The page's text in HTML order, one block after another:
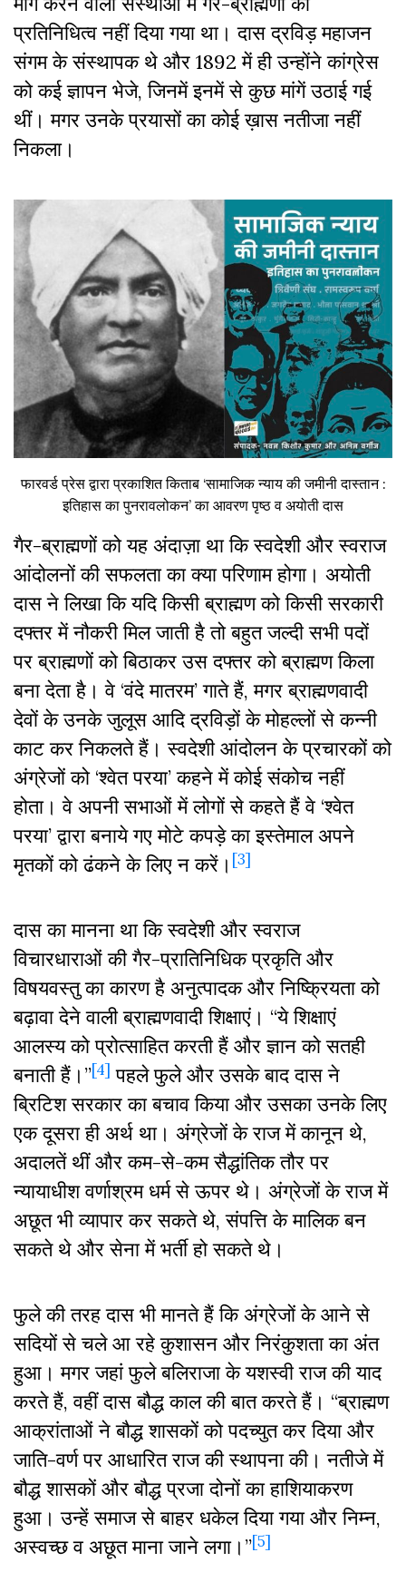
प्रतिनिधित्व नहीं दिया गया था। दास द्रविड़ महाजन
संगम के संस्थापक थे और 1892 में ही उन्होंने कांग्रेस
को कई ज्ञापन भेजे, जिनमें इनमें से कुछ मांगें उठाई गई
थीं। मगर उनके प्रयासों का कोई ख़ास नतीजा नहीं
निकला।
फारवर्ड प्रेस द्वारा प्रकाशित किताब ‘सामाजिक न्याय की जमीनी दास्तान :
इतिहास का पुनरावलोकन’ का आवरण पृष्ठ व अयोती दास
गैर-ब्राह्मणों को यह अंदाज़ा था कि स्वदेशी और स्वराज
आंदोलनों की सफलता का क्या परिणाम होगा। अयोती
दास ने लिखा कि यदि किसी ब्राह्मण को किसी सरकारी
दफ्तर में नौकरी मिल जाती है तो बहुत जल्दी सभी पदों
पर ब्राह्मणों को बिठाकर उस दफ्तर को ब्राह्मण किला
बना देता है। वे ‘वंदे मातरम’ गाते हैं, मगर ब्राह्मणवादी
देवों के उनके जुलूस आदि द्रविड़ों के मोहल्लों से कन्नी
काट कर निकलते हैं। स्वदेशी आंदोलन के प्रचारकों को
अंग्रेजों को ‘श्वेत परया’ कहने में कोई संकोच नहीं
होता। वे अपनी सभाओं में लोगों से कहते हैं वे ‘श्वेत
परया’ द्वारा बनाये गए मोटे कपड़े का इस्तेमाल अपने
मृतकों को ढंकने के लिए न करें। [3]
दास का मानना था कि स्वदेशी और स्वराज
विचारधाराओं की गैर-प्रातिनिधिक प्रकृति और
विषयवस्तु का कारण है अनुत्पादक और निष्क्रियता को
बढ़ावा देने वाली ब्राह्मणवादी शिक्षाएं। “ये शिक्षाएं
आलस्य को प्रोत्साहित करती हैं और ज्ञान को सतही
बनाती हैं।”[4] पहले फुले और उसके बाद दास ने
ब्रिटिश सरकार का बचाव किया और उसका उनके लिए
एक दूसरा ही अर्थ था। अंग्रेजों के राज में कानून थे,
अदालतें थीं और कम-से-कम सैद्धांतिक तौर पर
न्यायाधीश वर्णाश्रम धर्म से ऊपर थे। अंग्रेजों के राज में
अछूत भी व्यापार कर सकते थे, संपत्ति के मालिक बन
सकते थे और सेना में भर्ती हो सकते थे।
फुले की तरह दास भी मानते हैं कि अंग्रेजों के आने से
सदियों से चले आ रहे कुशासन और निरंकुशता का अंत
हुआ। मगर जहां फुले बलिराजा के यशस्वी राज की याद
करते हैं, वहीं दास बौद्ध काल की बात करते हैं। “ब्राह्मण
आक्रांताओं ने बौद्ध शासकों को पदच्युत कर दिया और
जाति-वर्ण पर आधारित राज की स्थापना की। नतीजे में
बौद्ध शासकों और बौद्ध प्रजा दोनों का हाशियाकरण
हुआ। उन्हें समाज से बाहर धकेल दिया गया और निम्न,
अस्वच्छ व अछूत माना जाने लगा।”[5]